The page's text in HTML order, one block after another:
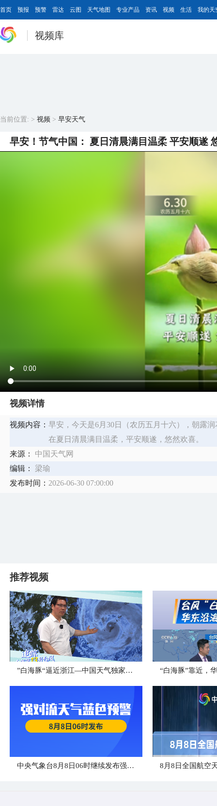
首页 预报 预警 雷达 云图 天气地图 专业产品 资讯 视频 生活 我的天
视频库
当前位置: > 视频 > 早安天气
早安！节气中国： 夏日清晨满目温柔 平安顺遂
视频详情
视频内容： 早安，今天是6月30日（农历五月十六），朝露
在夏日清晨满目温柔，平安顺遂，悠然欢喜。
来源：
中国天气网
编辑：
梁瑜
发布时间： 2026-06-30 07:00:00
推荐视频
”白海豚“逼近浙江—中国天气独家解读 “白海豚”靠近，
中央气象台8月8日06时继续发布强对流天气蓝色预警 8月8日全国航空